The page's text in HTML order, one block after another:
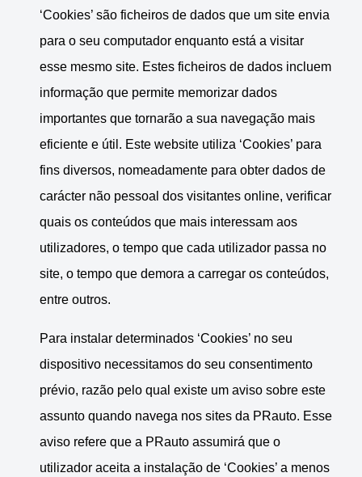
‘Cookies’ são ficheiros de dados que um site envia
para o seu computador enquanto está a visitar
esse mesmo site. Estes ficheiros de dados incluem
informação que permite memorizar dados
importantes que tornarão a sua navegação mais
eficiente e útil. Este website utiliza ‘Cookies’ para
fins diversos, nomeadamente para obter dados de
carácter não pessoal dos visitantes online, verificar
quais os conteúdos que mais interessam aos
utilizadores, o tempo que cada utilizador passa no
site, o tempo que demora a carregar os conteúdos,
entre outros.
Para instalar determinados ‘Cookies’ no seu
dispositivo necessitamos do seu consentimento
prévio, razão pelo qual existe um aviso sobre este
assunto quando navega nos sites da PRauto. Esse
aviso refere que a PRauto assumirá que o
utilizador aceita a instalação de ‘Cookies’ a menos